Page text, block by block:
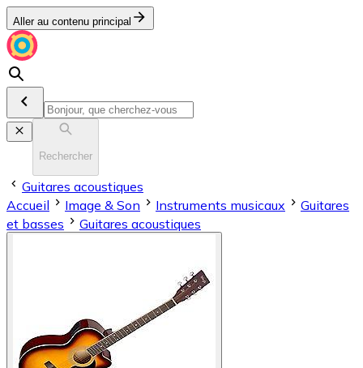
Aller au contenu principal
Rechercher
Guitares acoustiques
Accueil
Image & Son Instruments musicaux
Guitares
et basses
Guitares acoustiques